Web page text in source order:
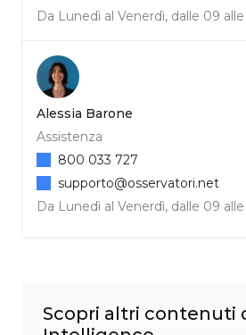
Da Lunedì al Venerdì, dalle 09 alle
Alessia Barone
Assistenza
Da Lunedì al Venerdì, dalle 09 alle
800 033 727
supporto@osservatori.net
Scopri altri contenuti